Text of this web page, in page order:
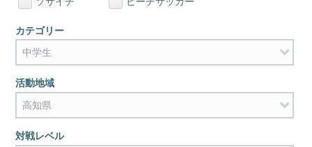
カテゴリー
活動地域
対戦レベル